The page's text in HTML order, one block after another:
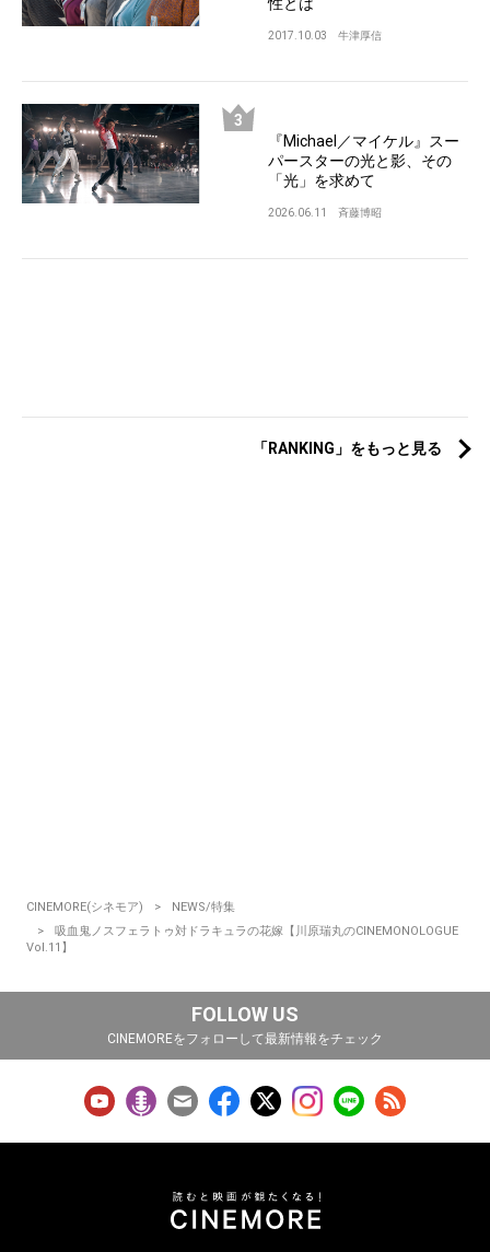
2017.10.03 牛津厚信
『Michael／マイケル』スー
パースターの光と影、その
「光」を求めて
2026.06.11 斉藤博昭
「RANKING」をもっと見る
CINEMORE(シネモア)
NEWS/特集
吸血鬼ノスフェラトゥ対ドラキュラの花嫁【川原瑞丸のCINEMONOLOGUE
Vol.11】
FOLLOW US
CINEMOREをフォローして最新情報をチェック